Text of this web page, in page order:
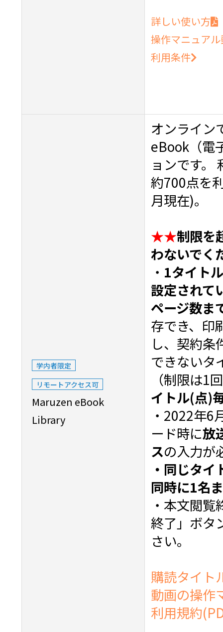
詳しい使い方
操作マニュア
利用条件
学内者限定
リモートアクセス可
Maruzen eBook
Library
オンライン
eBook（電
ョンです。
約700点を
月現在)。
★★制限を
わないでく
・ 1タイト
設定されて
ページ数ま
存でき、印
し、契約条
できないタ
（制限は1
イトル(点)
・2022年6
ード時に放
スの入力が
・同じタ
同時に1名
・本文閲
終了」ボタ
さい。
購読タイト
動画の操作
利用規約